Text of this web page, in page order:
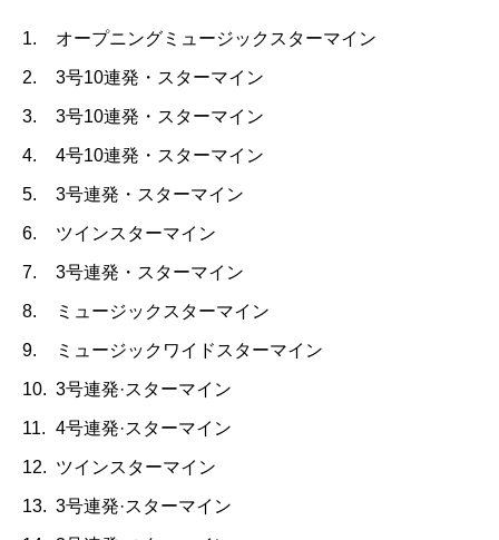
1. オープニングミュージックスターマイン
2. 3号10連発・スターマイン
3. 3号10連発・スターマイン
4. 4号10連発・スターマイン
5. 3号連発・スターマイン
6. ツインスターマイン
7. 3号連発・スターマイン
8. ミュージックスターマイン
9. ミュージックワイドスターマイン
10. 3号連発·スターマイン
11. 4号連発·スターマイン
12. ツインスターマイン
13. 3号連発·スターマイン